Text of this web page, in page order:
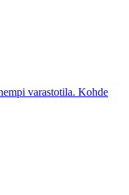
varastotila. Kohde